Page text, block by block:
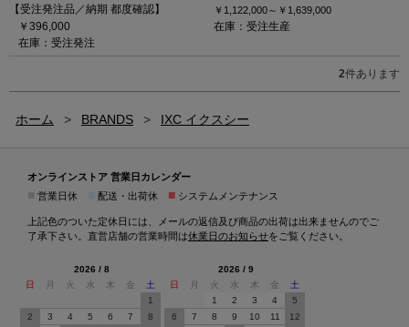
【受注発注品／納期 都度確認】
￥396,000
在庫：受注発注
￥1,122,000～ ￥1,639,000
在庫：受注生産
2件あります
ホーム > BRANDS > IXC イクスシー
オンラインストア 営業日カレンダー
営業日休 配送・出荷休 ■ システムメンテナンス
上記色のついた定休日には、メールの返信及び商品の出荷は出来ませんのでご
了承下さい。直営店舗の営業時間は休業日のお知らせをご覧ください。
2026 / 8
日
月 火 水 木 金
土
1
2
3 4 5 6 7
8
2026 / 9
日
月 火 水 木 金
土
1
2 3 4
5
6
7 8 9 10 11
12